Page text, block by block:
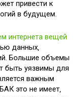
привести к
в будущем.
интернета вещей
данных‚
Большие объемы
быть уязвимы для
важным
это не имеет‚